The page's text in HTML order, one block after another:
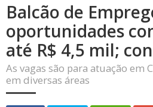
Balcão de
oportunidades
até R$ 4,5 mil;
As vagas são para atuação em
em diversas áreas